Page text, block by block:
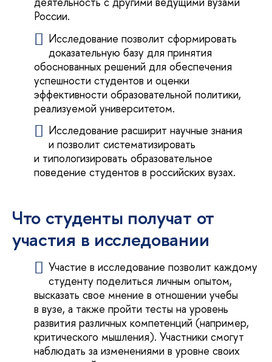
России.
Исследование позволит сформировать
доказательную базу для принятия
обоснованных решений для обеспечения
успешности студентов и оценки
эффективности образовательной политики,
реализуемой университетом.
Исследование расширит научные знания
и позволит систематизировать
и типологизировать образовательное
поведение студентов в российских вузах.
Что студенты получат от
участия в исследовании
Участие в исследование позволит каждому
студенту поделиться личным опытом,
высказать свое мнение в отношении учебы
в вузе, а также пройти тесты на уровень
развития различных компетенций (например,
критического мышления). Участники смогут
наблюдать за изменениями в уровне своих